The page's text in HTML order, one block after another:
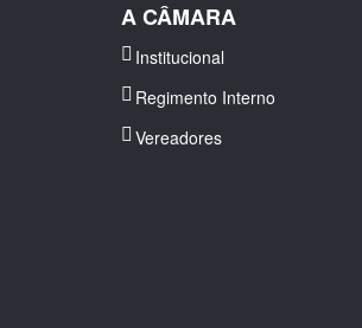
A CÂMARA
Institucional
Regimento Interno
Vereadores